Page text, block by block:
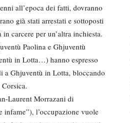
all’epoca dei fatti, dovranno
già stati arrestati e sottoposti
carcere per un’altra inchiesta.
Paolina e Ghjuventù
in Lotta…) hanno espresso
a Ghjuventù in Lotta, bloccando
Laurent Morrazani di
infame”), l’occupazione vuole